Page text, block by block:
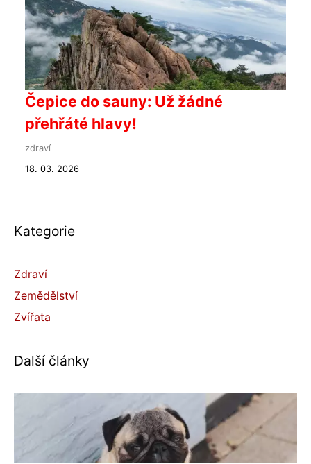
Čepice do sauny: Už žádné
přehřáté hlavy!
zdraví
18. 03. 2026
Kategorie
Zdraví
Zemědělství
Zvířata
Další články